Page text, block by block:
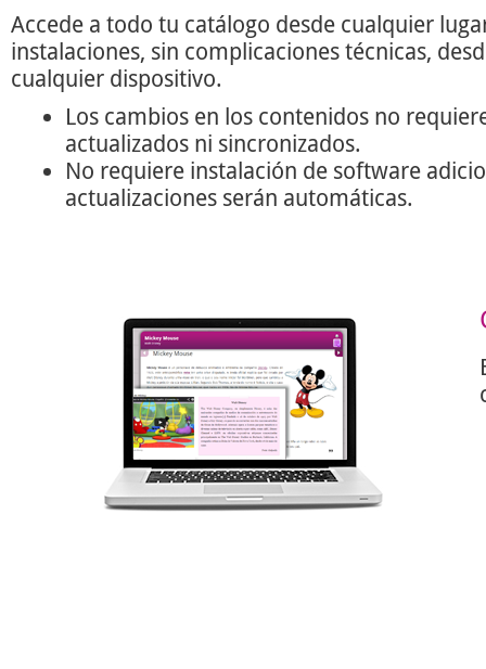
Accede a todo tu catálogo desde cualquier
instalaciones, sin complicaciones técnicas,
cualquier dispositivo.
Los cambios en los contenidos no
actualizados ni sincronizados.
No requiere instalación de software
actualizaciones serán automáticas.